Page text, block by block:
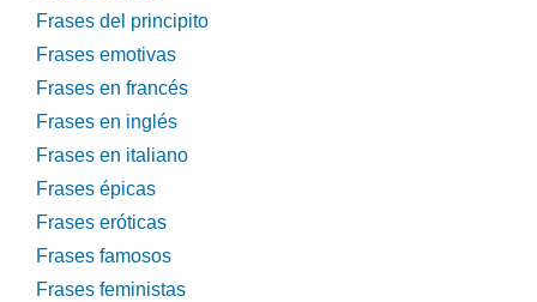
Frases del principito
Frases emotivas
Frases en francés
Frases en inglés
Frases en italiano
Frases épicas
Frases eróticas
Frases famosos
Frases feministas